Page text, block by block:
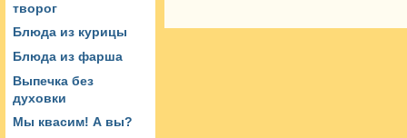
творог
Блюда из курицы
Блюда из фарша
Выпечка без
духовки
Мы квасим! А вы?